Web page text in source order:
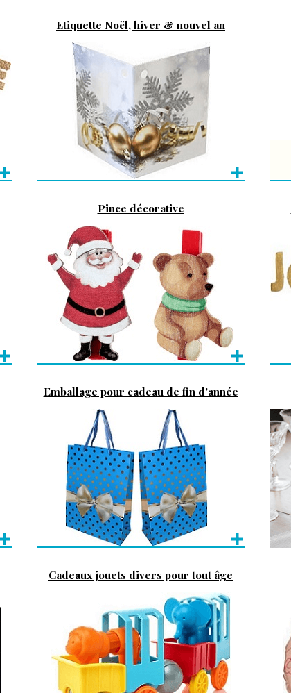
Etiquette Noël, hiver & nouvel an
Pince décorative
Emballage pour cadeau de fin d'année
Cadeaux jouets divers pour tout âge